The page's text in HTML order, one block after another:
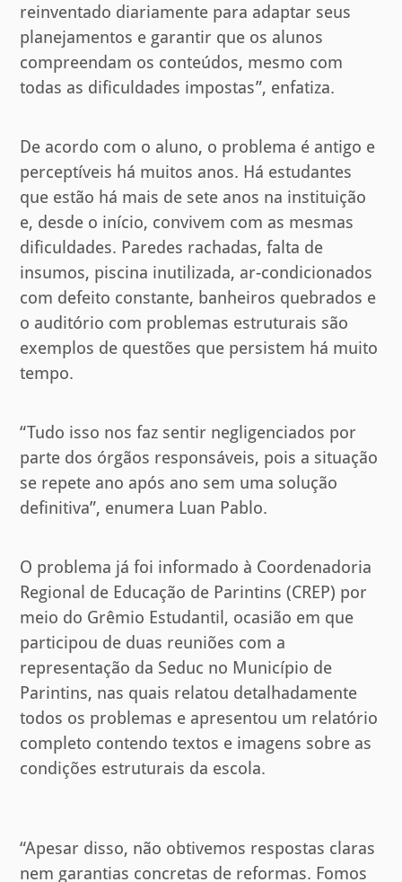
reinventado diariamente para adaptar seus
planejamentos e garantir que os alunos
compreendam os conteúdos, mesmo com
todas as dificuldades impostas”, enfatiza.
De acordo com o aluno, o problema é antigo e
perceptíveis há muitos anos. Há estudantes
que estão há mais de sete anos na instituição
e, desde o início, convivem com as mesmas
dificuldades. Paredes rachadas, falta de
insumos, piscina inutilizada, ar-condicionados
com defeito constante, banheiros quebrados e
o auditório com problemas estruturais são
exemplos de questões que persistem há muito
tempo.
“Tudo isso nos faz sentir negligenciados por
parte dos órgãos responsáveis, pois a situação
se repete ano após ano sem uma solução
definitiva”, enumera Luan Pablo.
O problema já foi informado à Coordenadoria
Regional de Educação de Parintins (CREP) por
meio do Grêmio Estudantil, ocasião em que
participou de duas reuniões com a
representação da Seduc no Município de
Parintins, nas quais relatou detalhadamente
todos os problemas e apresentou um relatório
completo contendo textos e imagens sobre as
condições estruturais da escola.
“Apesar disso, não obtivemos respostas claras
nem garantias concretas de reformas. Fomos